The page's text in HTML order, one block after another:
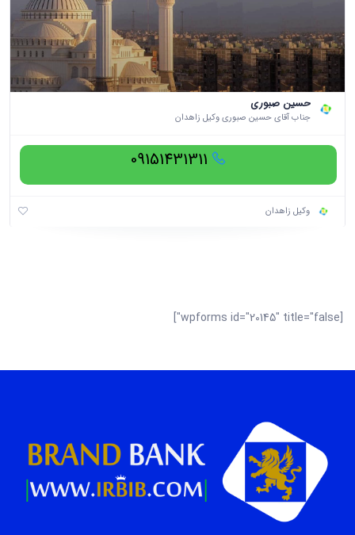
حسین صبوری
جناب آقای حسین صبوری وکیل زاهدان
09151431311
وکیل زاهدان
[wpforms id="20145" title="false"]